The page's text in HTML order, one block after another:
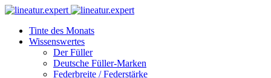
Tinte des Monats
Wissenswertes
Der Füller
Deutsche Füller-Marken
Federbreite / Federstärke